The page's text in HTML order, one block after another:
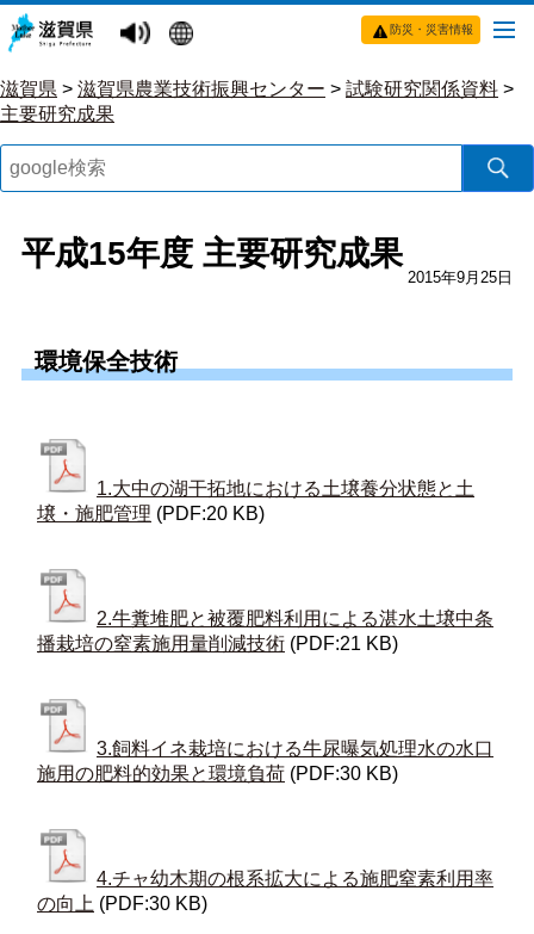
防災・災害情報
滋賀県 > 滋賀県農業技術振興センター > 試験研究関係資料 >
主要研究成果
平成15年度 主要研究成果
2015年9月25日
環境保全技術
1.大中の湖干拓地における土壌養分状態と土
壌・施肥管理 (PDF:20 KB)
2.牛糞堆肥と被覆肥料利用による湛水土壌中条
播栽培の窒素施用量削減技術 (PDF:21 KB)
3.飼料イネ栽培における牛尿曝気処理水の水口
施用の肥料的効果と環境負荷 (PDF:30 KB)
4.チャ幼木期の根系拡大による施肥窒素利用率
の向上 (PDF:30 KB)